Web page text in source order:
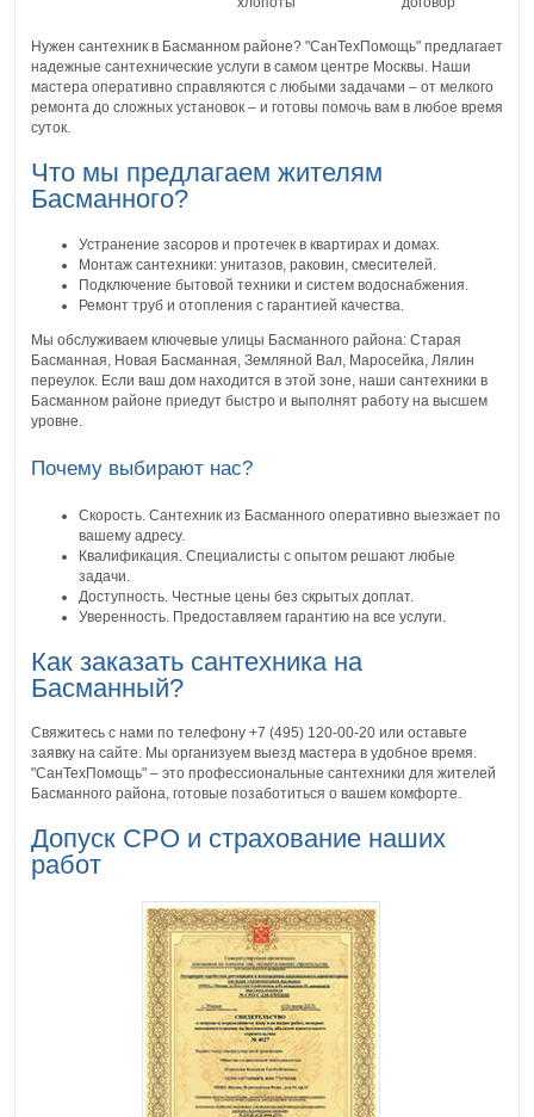
Нужен сантехник в Басманном районе? "СанТехПомощь" предлагает
надежные сантехнические услуги в самом центре Москвы. Наши
мастера оперативно справляются с любыми задачами – от мелкого
ремонта до сложных установок – и готовы помочь вам в любое время
суток.
Что мы предлагаем жителям
Басманного?
Устранение засоров и протечек в квартирах и домах.
Монтаж сантехники: унитазов, раковин, смесителей.
Подключение бытовой техники и систем водоснабжения.
Ремонт труб и отопления с гарантией качества.
Мы обслуживаем ключевые улицы Басманного района: Старая
Басманная, Новая Басманная, Земляной Вал, Маросейка, Лялин
переулок. Если ваш дом находится в этой зоне, наши сантехники в
Басманном районе приедут быстро и выполнят работу на высшем
уровне.
Почему выбирают нас?
Скорость. Сантехник из Басманного оперативно выезжает по
вашему адресу.
Квалификация. Специалисты с опытом решают любые
задачи.
Доступность. Честные цены без скрытых доплат.
Уверенность. Предоставляем гарантию на все услуги.
Как заказать сантехника на
Басманный?
Свяжитесь с нами по телефону +7 (495) 120-00-20 или оставьте
заявку на сайте. Мы организуем выезд мастера в удобное время.
"СанТехПомощь" – это профессиональные сантехники для жителей
Басманного района, готовые позаботиться о вашем комфорте.
Допуск СРО и страхование наших
работ